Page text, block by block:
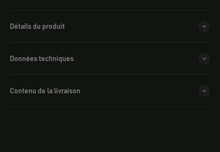
Détails du produit
Données techniques
Contenu de la livraison